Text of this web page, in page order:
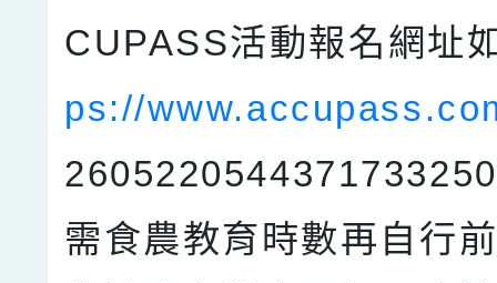
CUPASS活動報名網址
ps://
需食農教育時數再自行